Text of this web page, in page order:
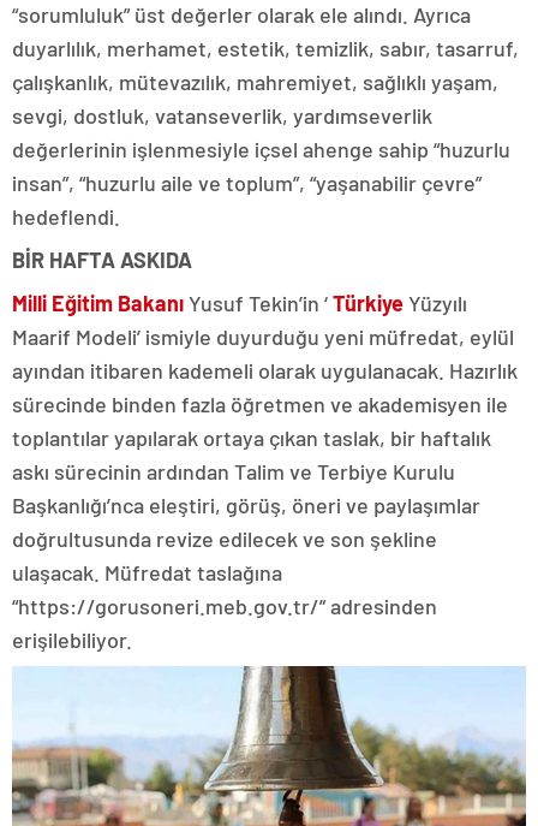
“sorumluluk” üst değerler olarak ele alındı. Ayrıca
duyarlılık, merhamet, estetik, temizlik, sabır, tasarruf,
çalışkanlık, mütevazılık, mahremiyet, sağlıklı yaşam,
sevgi, dostluk, vatanseverlik, yardımseverlik
değerlerinin işlenmesiyle içsel ahenge sahip “huzurlu
insan”, “huzurlu aile ve toplum”, “yaşanabilir çevre”
hedeflendi.
BİR HAFTA ASKIDA
Milli Eğitim BakanıYusuf Tekin’in ‘TürkiyeYüzyılı
Maarif Modeli’ ismiyle duyurduğu yeni müfredat, eylül
ayından itibaren kademeli olarak uygulanacak. Hazırlık
sürecinde binden fazla öğretmen ve akademisyen ile
toplantılar yapılarak ortaya çıkan taslak, bir haftalık
askı sürecinin ardından Talim ve Terbiye Kurulu
Başkanlığı’nca eleştiri, görüş, öneri ve paylaşımlar
doğrultusunda revize edilecek ve son şekline
ulaşacak. Müfredat taslağına
“https://gorusoneri.meb.gov.tr/” adresinden
erişilebiliyor.